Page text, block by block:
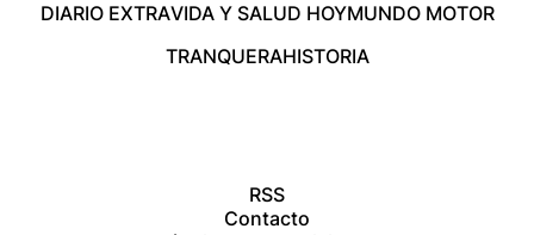
DIARIO EXTRAVIDA Y SALUD HOYMUNDO MOTOR
TRANQUERAHISTORIA
RSS
Contacto